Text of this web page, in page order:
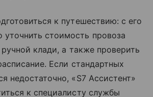
к путешествию: с его
стоимость провоза
ручной клади, а также проверить
Если стандартных
недостаточно, «S7 Ассистент»
к специалисту службы